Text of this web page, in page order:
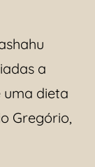
a
uma dieta
Gregório,